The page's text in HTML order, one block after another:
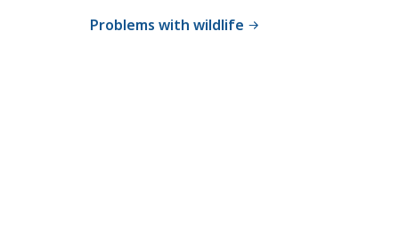
a
Problems with wildlife